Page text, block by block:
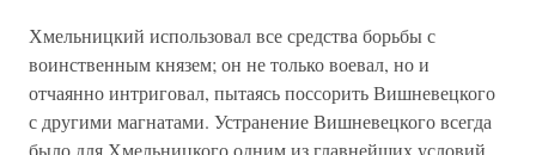
Хмельницкий использовал все средства борьбы с
воинственным князем; он не только воевал, но и
отчаянно интриговал, пытаясь поссорить Вишневецкого
с другими магнатами. Устранение Вишневецкого всегда
было для Хмельницкого одним из главнейших условий